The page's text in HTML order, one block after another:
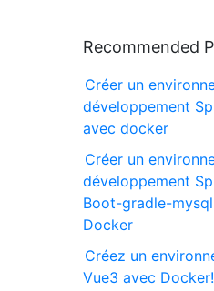
Recommended
Créer un
développement
avec docker
Créer un
développement
Boot-gradle-
Docker
Créez un
Vue3 avec Docker!